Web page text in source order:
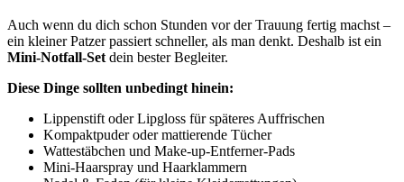
Auch wenn du dich schon Stunden vor der Trauung fertig machst –
ein kleiner Patzer passiert schneller, als man denkt. Deshalb ist ein
Mini-Notfall-Set dein bester Begleiter.
Diese Dinge sollten unbedingt hinein:
Lippenstift oder Lipgloss für späteres Auffrischen
Kompaktpuder oder mattierende Tücher
Wattestäbchen und Make-up-Entferner-Pads
Mini-Haarspray und Haarklammern